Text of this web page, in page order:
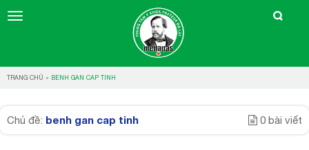
TRANG CHỦ » BENH GAN CAP TINH
Chủ đề: benh gan cap tinh 0 bài viết